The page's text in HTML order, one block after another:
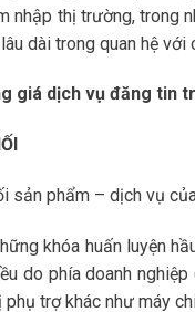
nhập thị trường, trong
dài trong quan hệ với
giá dịch vụ đăng tin
sản phẩm – dịch vụ
khóa huấn luyện
do phía doanh
trợ khác như máy